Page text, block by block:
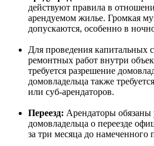
действуют правила в
арендуемом жилье. Громкая
допускаются, особенно в
Для проведения капитальных
ремонтных работ внутри
требуется разрешение
домовладельца также
или суб-арендаторов.
Переезд: Арендаторы обязаны
домовладельца о переезде
за три месяца до намеченного